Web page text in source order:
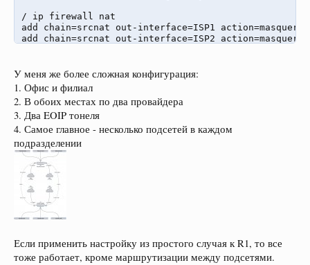
/ ip firewall nat
add chain=srcnat out-interface=ISP1
add chain=srcnat out-interface=ISP2
У меня же более сложная конфигурация:
1. Офис и филиал
2. В обоих местах по два провайдера
3. Два EOIP тонеля
4. Самое главное - несколько подсетей в каждом
подразделении
Если применить настройку из простого случая к R1, то все
тоже работает, кроме маршрутизации между подсетями.